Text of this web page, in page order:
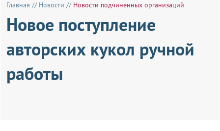
Главная // Новости // Новости подчиненных организаций
Новое поступление
авторских кукол ручной
работы